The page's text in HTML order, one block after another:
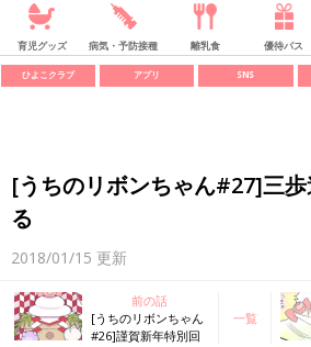
育児グッズ 病気・予防接種 離乳食 優待パス
ひよこクラブ アプリ SNS
[うちのリボンちゃん#27]三
る
2018/01/15 更新
前の話
[うちのリボンちゃん
#26]謹賀新年特別回
一覧